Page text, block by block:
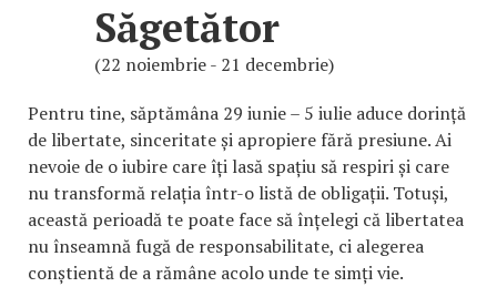
Săgetător
(22 noiembrie - 21 decembrie)
Pentru tine, săptămâna 29 iunie – 5 iulie aduce dorință
de libertate, sinceritate și apropiere fără presiune. Ai
nevoie de o iubire care îți lasă spațiu să respiri și care
nu transformă relația într-o listă de obligații. Totuși,
această perioadă te poate face să înțelegi că libertatea
nu înseamnă fugă de responsabilitate, ci alegerea
conștientă de a rămâne acolo unde te simți vie.